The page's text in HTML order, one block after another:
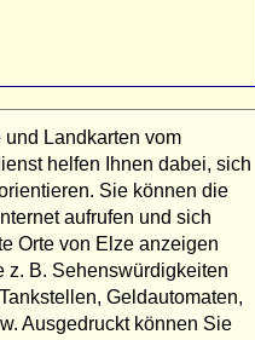
und Landkarten vom
helfen Ihnen dabei, sich
Sie können die
aufrufen und sich
Orte von Elze anzeigen
z. B. Sehenswürdigkeiten
Geldautomaten,
Ausgedruckt können Sie